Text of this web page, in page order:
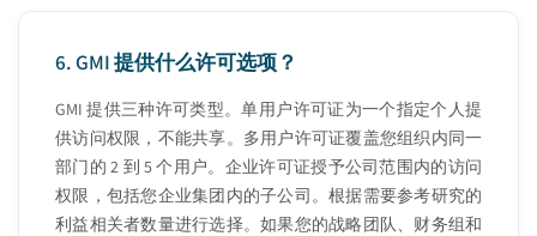
6.GMI 提供什么许可选项？
GMI 提供三种许可类型。单用户许可证为一个指定个人提
供访问权限，不能共享。多用户许可证覆盖您组织内同一
部门的 2 到 5 个用户。企业许可证授予公司范围内的访问
权限，包括您企业集团内的子公司。根据需要参考研究的
利益相关者数量进行选择。如果您的战略团队、财务组和